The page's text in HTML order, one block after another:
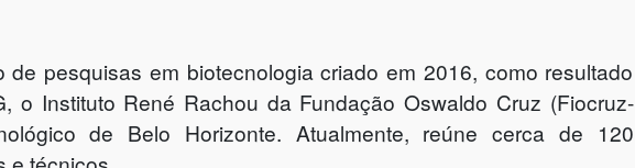
de pesquisas em biotecnologia criado em 2016, como resultado
o Instituto René Rachou da Fundação Oswaldo Cruz (Fiocruz-
de Belo Horizonte. Atualmente, reúne cerca de 120